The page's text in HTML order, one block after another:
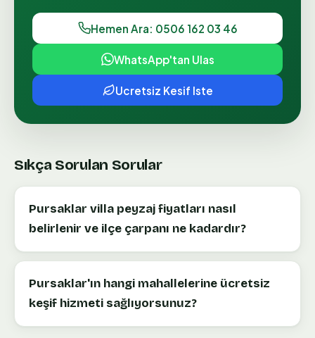
Hemen Ara: 0506 162 03 46
WhatsApp'tan Ulas
Ucretsiz Kesif Iste
Sıkça Sorulan Sorular
Pursaklar villa peyzaj fiyatları nasıl
belirlenir ve ilçe çarpanı ne kadardır?
Pursaklar'ın hangi mahallelerine ücretsiz
keşif hizmeti sağlıyorsunuz?